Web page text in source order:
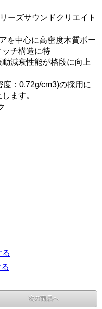
ーズサウンドクリエイト
を中心に高密度木質ボー
ッチ構造に特
減衰性能が格段に向上
：0.72g/cm3)の採用に
ます。
次の商品へ